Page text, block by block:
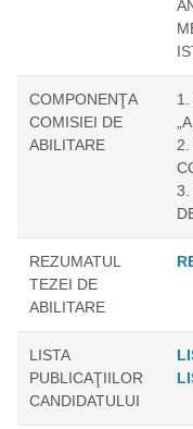
COMPONENŢA
COMISIEI DE
ABILITARE
1.
2.
3.
REZUMATUL
TEZEI DE
ABILITARE
LISTA
PUBLICAŢIILOR
CANDIDATULUI